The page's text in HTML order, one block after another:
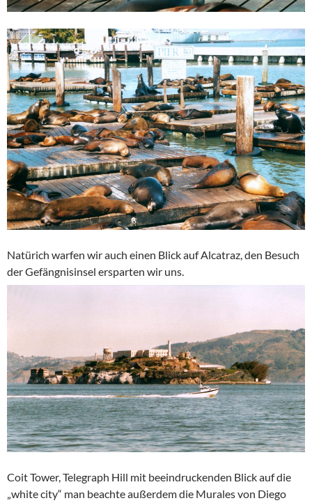
Natürich warfen wir auch einen Blick auf Alcatraz, den Besuch
der Gefängnisinsel ersparten wir uns.
Coit Tower, Telegraph Hill mit beeindruckenden Blick auf die
„white city“ man beachte außerdem die Murales von Diego